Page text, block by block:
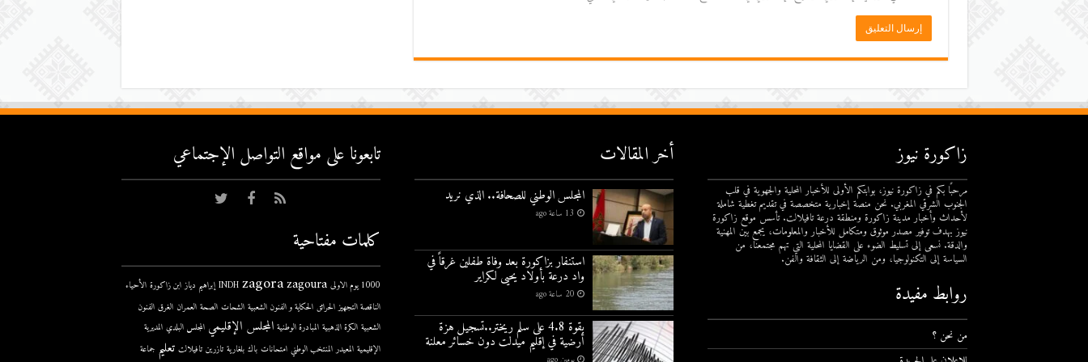
زاكورة نيوز
مرحبًا بكم في زاكورة نيوز، بوابتكم الأولى للأخبار المحلية والجهوية في قلب
الجنوب الشرقي المغربي. نحن منصة إخبارية متخصصة في تقديم تغطية شاملة
لأحداث وأخبار مدينة زاكورة ومنطقة درعة تافيلالت. تأسس موقع زاكورة
نيوز بهدف توفير مصدر موثوق ومتكامل للأخبار والمعلومات، يجمع بين المهنية
والدقة. نسعى إلى تسليط الضوء على القضايا المحلية التي تهم مجتمعنا، من
السياسة إلى التكنولوجيا، ومن الرياضة إلى الثقافة والفن.
روابط مفيدة
من نحن ؟
أخر المقالات
المجلس الوطني للصحافة.. الذي نريد
13 ساعة ago
استنفار بزاكورة بعد وفاة طفلين غرقاً في
واد درعة بأولاد يحيى لكراير
20 ساعة ago
بقوة 4.8 على سلم ريختر..تسجيل هزة
أرضية في إقليم ميدلت دون خسائر معلنة
تابعونا على مواقع التواصل اﻹجتماعي
كلمات مفتاحية
1000 يوم الاولى INDH zagorazagoura إبراهيم دياز ابن زاكورة الأحياء
الناقصة التجهيز الحرائق الحكاية و الفنون الشعبية الشحات الصحة العمران الغرق الفنون
الشعبية الكرة الذهبية المبادرة الوطنية المجلس الإقليمي المجلس البلدي المديرية
الإقليمية المعيدر المنتخب الوطني امتحانات باك بلغارية تازرين تافيلالت تعليم جماعة